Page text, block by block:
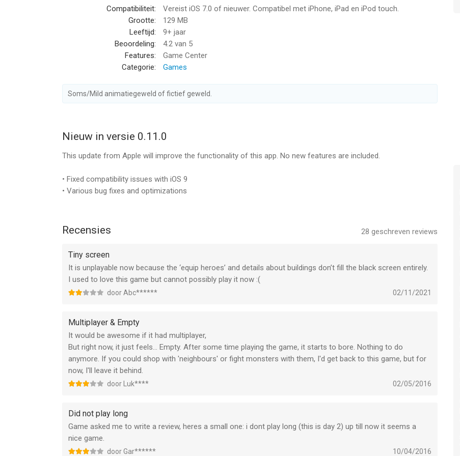
Adventure Town van Supersolid Ltd is een app voor iPhone, iPad en iPod touch met iOS versie 7.0 of hoger,
geschikt bevonden voor gebruikers met leeftijden vanaf
Informatie voor Adventure Townis het laatst vergeleken op 7 Aug om 17:31.
Compatibiliteit:
Vereist iOS 7.0 of nieuwer. Compatibel met iPhone, iPad en iPod touch.
Grootte:
129 MB
Leeftijd:
9+ jaar
Beoordeling:
4.2 van 5
Features:
Game Center
Categorie:
Games
Soms/Mild animatiegeweld of fictief geweld.
Nieuw in versie 0.11.0
This update from Apple will improve the functionality of this app. No new features are included.
• Fixed compatibility issues with iOS 9
• Various bug fixes and optimizations
28 geschreven reviews
Recensies
Tiny screen
It is unplayable now because the ‘equip heroes’ and details about buildings don’t fill the black screen entirely.
I used to love this game but cannot possibly play it now :(
door Abc****** 02/11/2021
Multiplayer & Empty
It would be awesome if it had multiplayer,
But right now, it just feels... Empty. After some time playing the game, it starts to bore. Nothing to do
anymore. If you could shop with 'neighbours' or fight monsters with them, I'd get back to this game, but for
now, I'll leave it behind.
door Luk**** 02/05/2016
Did not play long
Game asked me to write a review, heres a small one: i dont play long (this is day 2) up till now it seems a
nice game.
door Gar****** 10/04/2016